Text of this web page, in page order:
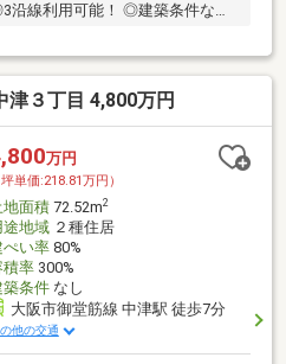
沿線利用可能！ ◎建築条件な
津３丁目 4,800万円
万円
坪単価:218.81万円）
地面積72.52m2
途地域２種住居
ぺい率80%
積率300%
築条件なし
大阪市御堂筋線 中津駅 徒歩7分
他の交通